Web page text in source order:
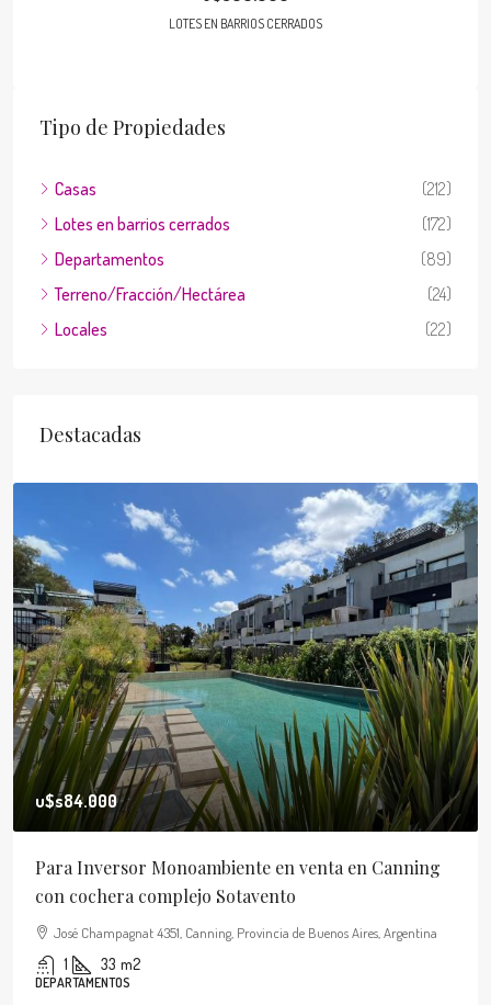
LOTES EN BARRIOS CERRADOS
Tipo de Propiedades
Casas
(212)
Lotes en barrios cerrados
(172)
Departamentos
(89)
Terreno/Fracción/Hectárea
(24)
Locales
(22)
Destacadas
u$s84.000
Para Inversor Monoambiente en venta en Canning
con cochera complejo Sotavento
José Champagnat 4351, Canning, Provincia de Buenos Aires, Argentina
1 33 m2
DEPARTAMENTOS